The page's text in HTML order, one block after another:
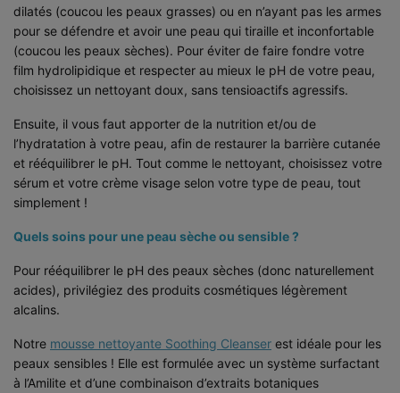
dilatés (coucou les peaux grasses) ou en n’ayant pas les armes
pour se défendre et avoir une peau qui tiraille et inconfortable
(coucou les peaux sèches). Pour éviter de faire fondre votre
film hydrolipidique et respecter au mieux le pH de votre peau,
choisissez un nettoyant doux, sans tensioactifs agressifs.
Ensuite, il vous faut apporter de la nutrition et/ou de
l’hydratation à votre peau, afin de restaurer la barrière cutanée
et rééquilibrer le pH. Tout comme le nettoyant, choisissez votre
sérum et votre crème visage selon votre type de peau, tout
simplement !
Quels soins pour une peau sèche ou sensible ?
Pour rééquilibrer le pH des peaux sèches (donc naturellement
acides), privilégiez des produits cosmétiques légèrement
alcalins.
Notre mousse nettoyante Soothing Cleanser est idéale pour les
peaux sensibles ! Elle est formulée avec un système surfactant
à l’Amilite et d’une combinaison d’extraits botaniques